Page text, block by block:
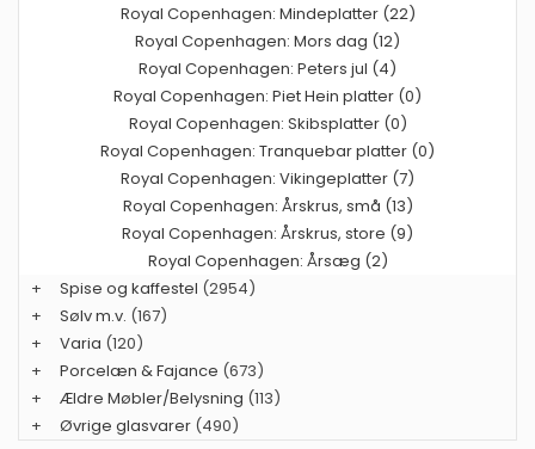
Royal Copenhagen: Mindeplatter (22)
Royal Copenhagen: Mors dag (12)
Royal Copenhagen: Peters jul (4)
Royal Copenhagen: Piet Hein platter (0)
Royal Copenhagen: Skibsplatter (0)
Royal Copenhagen: Tranquebar platter (0)
Royal Copenhagen: Vikingeplatter (7)
Royal Copenhagen: Årskrus, små (13)
Royal Copenhagen: Årskrus, store (9)
Royal Copenhagen: Årsæg (2)
+
Spise og kaffestel (2954)
+
Sølv m.v. (167)
+
Varia (120)
+
Porcelæn & Fajance (673)
+
Ældre Møbler/Belysning (113)
+
Øvrige glasvarer (490)